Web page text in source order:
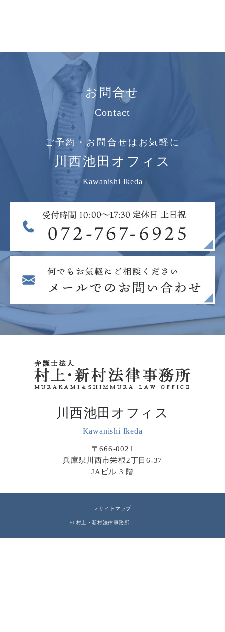
お問合せ
Contact
ご予約・お問合せはお気軽に
川西池田オフィス
Kawanishi Ikeda
川西池田オフィス
Kawanishi Ikeda
〒666-0021
兵庫県川西市栄根2丁目6-37
JAビル 3 階
＞サイトマップ
© 村上・新村法律事務所